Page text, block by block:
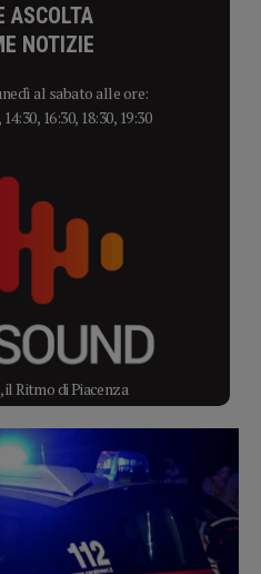
ASCOLTA
NOTIZIE
al sabato alle ore:
16:30, 18:30, 19:30
il Ritmo di Piacenza